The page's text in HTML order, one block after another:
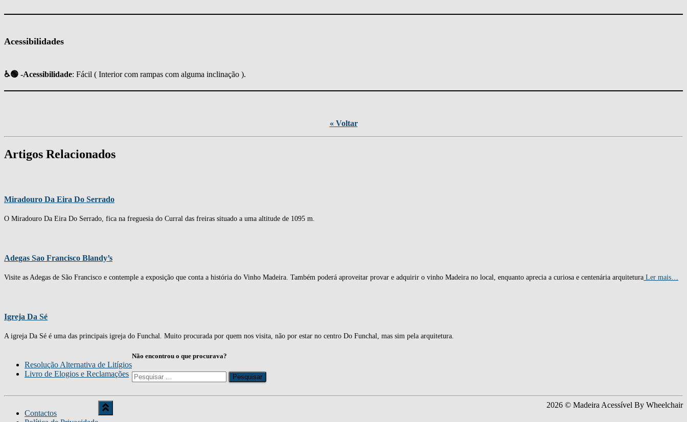
Acessibilidades
♿🟢 -Acessibilidade: Fácil ( Interior com rampas com alguma inclinação ).
« Voltar
Artigos Relacionados
Miradouro Da Eira Do Serrado
O Miradouro Da Eira Do Serrado, fica na freguesia do Curral das freiras situado a uma altitude de 1095 m.
Adegas Sao Francisco Blandy’s
Visite as Adegas de São Francisco e contemple a exposição que conta a história do Vinho Madeira. Também poderá aproveitar provar e adquirir o vinho Madeira no local, enquanto aprecia a curiosa e centenária arquitetura Ler mais…
Igreja Da Sé
A igreja Da Sé é uma das principais igreja do Funchal. Muito procurada por quem nos visita, não por estar no centro Do Funchal, mas sim pela arquitetura.
Resolução Alternativa de Litígios
Livro de Elogios e Reclamações
Não encontrou o que procurava?
Pesquisar
por:
Contactos
2026 © Madeira Acessível By Wheelchair